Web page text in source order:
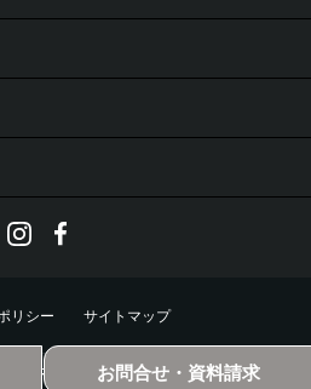
お問合せ・資料請求
リシー サイトマップ
© All Rights Reserved.